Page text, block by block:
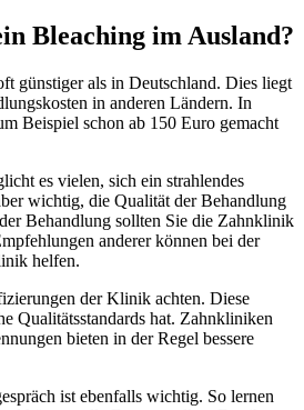
Bleaching im Ausland?
günstiger als in Deutschland. Dies liegt
in anderen Ländern. In
Beispiel schon ab 150 Euro gemacht
es vielen, sich ein strahlendes
wichtig, die Qualität der Behandlung
Behandlung sollten Sie die Zahnklinik
anderer können bei der
helfen.
der Klinik achten. Diese
Qualitätsstandards hat. Zahnkliniken
bieten in der Regel bessere
ist ebenfalls wichtig. So lernen